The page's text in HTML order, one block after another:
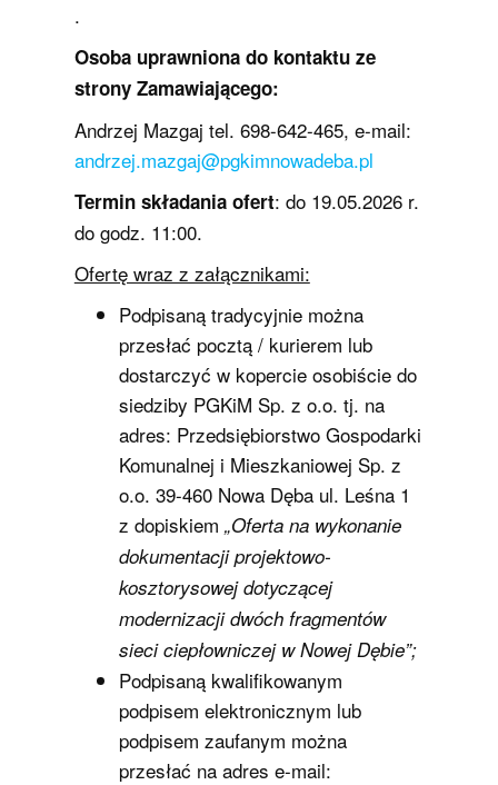
.
Osoba uprawniona do kontaktu ze
strony Zamawiającego:
Andrzej Mazgaj tel. 698-642-465, e-mail:
andrzej.mazgaj@pgkimnowadeba.pl
Termin składania ofert: do 19.05.2026 r.
do godz. 11:00.
Ofertę wraz z załącznikami:
Podpisaną tradycyjnie można
przesłać pocztą / kurierem lub
dostarczyć w kopercie osobiście do
siedziby PGKiM Sp. z o.o. tj. na
adres: Przedsiębiorstwo Gospodarki
Komunalnej i Mieszkaniowej Sp. z
o.o. 39-460 Nowa Dęba ul. Leśna 1
z dopiskiem „Oferta na wykonanie
dokumentacji projektowo-
kosztorysowej dotyczącej
modernizacji dwóch fragmentów
sieci ciepłowniczej w Nowej Dębie”;
Podpisaną kwalifikowanym
podpisem elektronicznym lub
podpisem zaufanym można
przesłać na adres e-mail: